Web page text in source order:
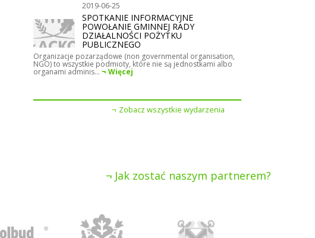
2019-06-25
SPOTKANIE INFORMACYJNE
POWOŁANIE GMINNEJ RADY
DZIAŁALNOŚCI POŻYTKU
PUBLICZNEGO
Organizacje pozarządowe (non governmental organisation,
NGO) to wszystkie podmioty, które nie są jednostkami albo
organami adminis... Więcej
Zobacz wszystkie wydarzenia
Jak zostać naszym partnerem?